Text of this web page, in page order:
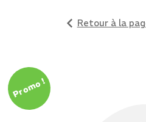
Retour à la
Promo !